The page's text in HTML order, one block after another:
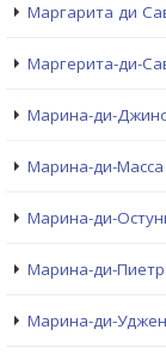
Маргарита ди
Маргерита-ди-
Марина-ди-
Марина-ди-Масса
Марина-ди-
Марина-ди-
Марина-ди-